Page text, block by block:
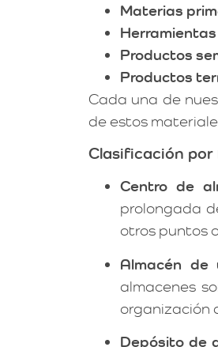
Materias
Productos
Productos
Cada una de
de estos
Clasificación
Centro de
prolongada
otros puntos
Almacén de
almacenes
organización
Depósito de